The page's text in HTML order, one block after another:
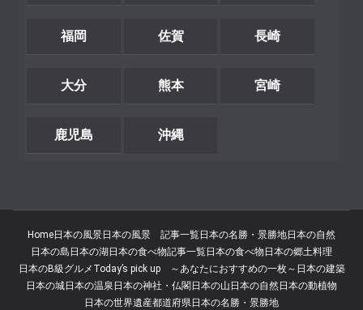
福岡 佐賀 長崎
大分 熊本 宮崎
鹿児島 沖縄
Home日本の風景日本の風景 記事一覧日本の名勝・景勝地日本の自然
日本の島 日本の湖 日本の食べ物記事一覧日本の食べ物 日本の郷土料理
日本のB級グルメ Today’s pick up ～あなたにおすすめの一枚～ 日本の建築
日本の城日本の温泉 日本の神社・仏閣 日本の山 日本の自然日本の動植物
日本の世界遺産都道府県日本の名勝・景勝地